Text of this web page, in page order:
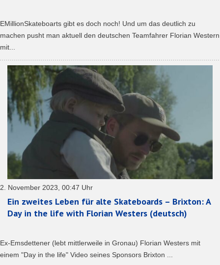
EMillionSkateboarts gibt es doch noch! Und um das deutlich zu
machen pusht man aktuell den deutschen Teamfahrer Florian Western
mit...
2. November 2023, 00:47 Uhr
Ein zweites Leben für alte Skateboards – Brixton: A
Day in the life with Florian Westers (deutsch)
Ex-Emsdettener (lebt mittlerweile in Gronau) Florian Westers mit
einem "Day in the life" Video seines Sponsors Brixton ...